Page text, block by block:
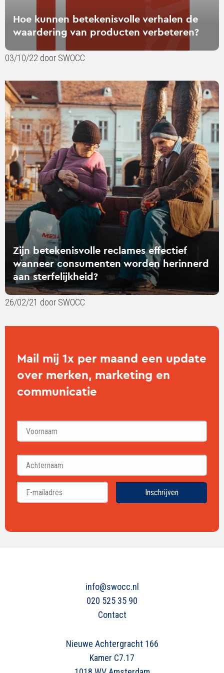
Hoe kunnen betekenisvolle verhalen de
waardering van producten verbeteren?
03/10/22 door SWOCC
Zijn betekenisvolle reclames effectief
wanneer consumenten worden herinnerd
aan sterfelijkheid?
26/02/21 door SWOCC
Lees
verder
over
Zijn
betekenisvolle
reclames
effectief
wanneer
consumenten
worden
herinnerd
aan
sterfelijkheid?
Mail mij 1x per maand een update
over merken, marketing en
communicatie
Voornaam
Inschrijven
info@swocc.nl
020 525 35 90
Contact
Nieuwe Achtergracht 166
Kamer C7.17